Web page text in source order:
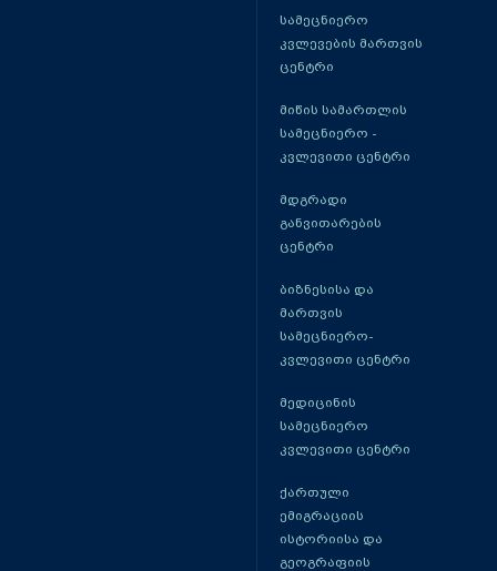
სამეცნიერო
კვლევების მართვის
ცენტრი
მიწის სამართლის
სამეცნიერო -
კვლევითი ცენტრი
მდგრადი
განვითარების
ცენტრი
ბიზნესისა და
მართვის
სამეცნიერო-
კვლევითი ცენტრი
მედიცინის
სამეცნიერო
კვლევითი ცენტრი
ქართული
ემიგრაციის
ისტორიისა და
გეოგრაფიის